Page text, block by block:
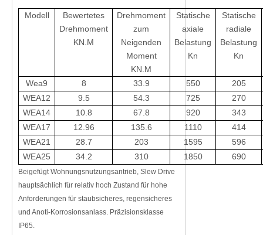
Modell
Bewertetes
Drehmoment
KN.M
Drehmoment
zum
Neigenden
Moment
KN.M
Statische
axiale
Belastung
Kn
Statische
radiale
Belastung
Kn
Wea9 8 33.9 550
205
WEA12
9.5 54.3 725
270
WEA14
10.8 67.8 920
343
WEA17
12.96 135.6 1110
414
WEA21
28.7 203 1595
596
WEA25
34.2 310 1850 690
Beigefügt Wohnungsnutzungsantrieb, Slew Drive
hauptsächlich für relativ hoch Zustand für hohe
Anforderungen für staubsicheres, regensicheres
und Anoti-Korrosionsanlass. Präzisionsklasse
IP65.